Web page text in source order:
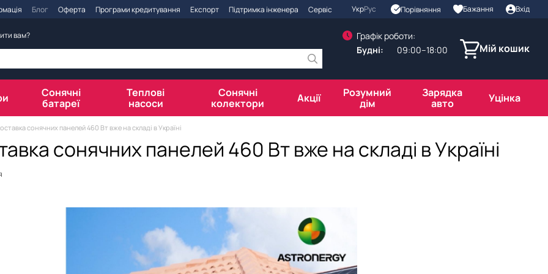
Блог Оферта Програми кредитування Експорт Підтримка інженера
Сервіс
УкрРус Порівняння Бажання Вхід
вам?
Графік роботи:
Будні:
09:00–18:00 Мій кошик
Сонячні
батареї
Теплові
насоси
Сонячні
колектори
Акції
Розумний
дім
Зарядка
авто
Уцінка
сонячних панелей 460 Вт вже на складі в Україні
сонячних панелей 460 Вт вже на складі в Україні